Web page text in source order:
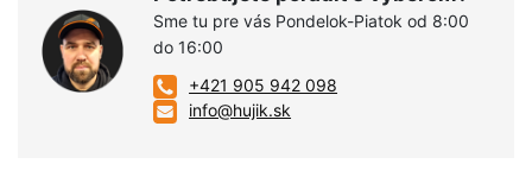
Sme tu pre vás Pondelok-Piatok od 8:00
do 16:00
+421 905 942 098
info@hujik.sk